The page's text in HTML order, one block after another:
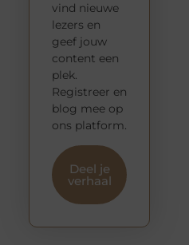
vind nieuwe
lezers en
geef jouw
content een
plek.
Registreer en
blog mee op
ons platform.
Deel je
verhaal